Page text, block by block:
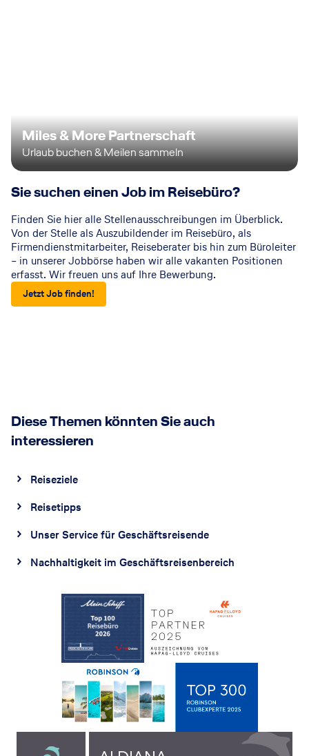
Miles & More Partnerschaft
Urlaub buchen & Meilen sammeln
Sie suchen einen Job im Reisebüro?
Finden Sie hier alle Stellenausschreibungen im Überblick.
Von der Stelle als Auszubildender im Reisebüro, als
Firmendienstmitarbeiter, Reiseberater bis hin zum Büroleiter
– in unserer Jobbörse haben wir alle vakanten Positionen
erfasst. Wir freuen uns auf Ihre Bewerbung.
Jetzt Job finden!
Diese Themen könnten Sie auch
interessieren
Reiseziele
Reisetipps
Unser Service für Geschäftsreisende
Nachhaltigkeit im Geschäftsreisenbereich